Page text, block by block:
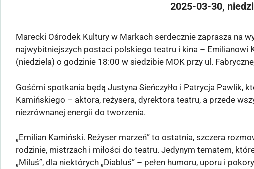
2025-03-30
Marecki Ośrodek Kultury w Markach serdecznie zaprasza na
najwybitniejszych postaci polskiego teatru i kina –
(niedziela) o godzinie 18:00 w siedzibie MOK przy ul.
Gośćmi spotkania będą Justyna Sieńczyłło i Patrycja Pawlik,
Kamińskiego – aktora, reżysera, dyrektora teatru, a przede
niezrównanej energii do tworzenia.
„Emilian Kamiński. Reżyser marzeń” to ostatnia, szczera
rodzinie, mistrzach i miłości do teatru. Jedynym tematem,
„Miluś”, dla niektórych „Diabluś” – pełen humoru, uporu i